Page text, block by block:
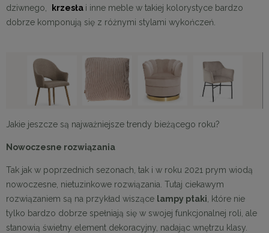
dziwnego,
krzesła i inne meble w takiej kolorystyce bardzo
dobrze komponują się z różnymi stylami wykończeń.
Jakie jeszcze są najważniejsze trendy bieżącego roku?
Nowoczesne rozwiązania
Tak jak w poprzednich sezonach, tak i w roku 2021 prym wiodą
nowoczesne, nietuzinkowe rozwiązania. Tutaj ciekawym
rozwiązaniem są na przykład wiszące lampy ptaki , które nie
tylko bardzo dobrze spełniają się w swojej funkcjonalnej roli, ale
stanowią świetny element dekoracyjny, nadając wnętrzu klasy.